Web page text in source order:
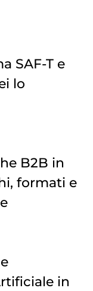
SAF-T e
lo
B2B in
formati e
in